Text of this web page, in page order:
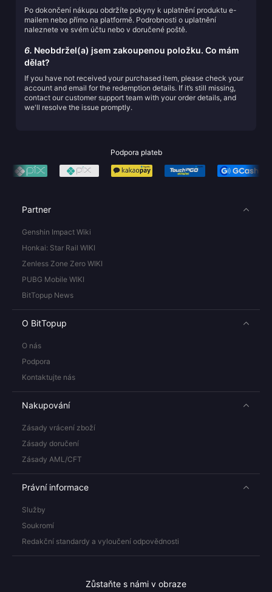
Po dokončení nákupu obdržíte pokyny k uplatnění produktu e-
mailem nebo přímo na platformě. Podrobnosti o uplatnění
naleznete ve svém účtu nebo v doručené poště.
6. Neobdržel(a) jsem zakoupenou položku. Co mám
dělat?
If you have not received your purchased item, please check your
account and email for the redemption details. If it’s still missing,
contact our customer support team with your order details, and
we'll resolve the issue promptly.
Podpora plateb
Partner
Genshin Impact Wiki
Honkai: Star Rail WIKI
Zenless Zone Zero WIKI
PUBG Mobile WIKI
BitTopup News
O BitTopup
O nás
Podpora
Kontaktujte nás
Nakupování
Zásady vrácení zboží
Zásady doručení
Zásady AML/CFT
Právní informace
Služby
Soukromí
Redakční standardy a vyloučení odpovědnosti
Zůstaňte s námi v obraze